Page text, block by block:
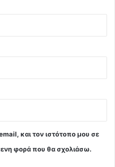
και τον ιστότοπο μου σε
φορά που θα σχολιάσω.